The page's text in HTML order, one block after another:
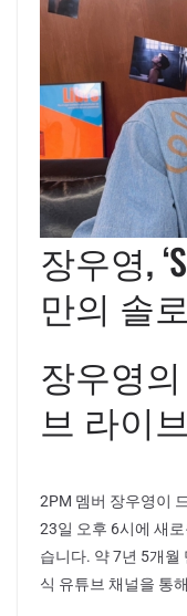
장우영,
만의 솔
장우영
브 라이브
2PM 멤버 장우영이
23일 오후 6시에 새로
습니다. 약 7년 5개월
식 유튜브 채널을 통